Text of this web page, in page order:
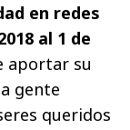
en redes
al 1 de
aportar su
gente
queridos